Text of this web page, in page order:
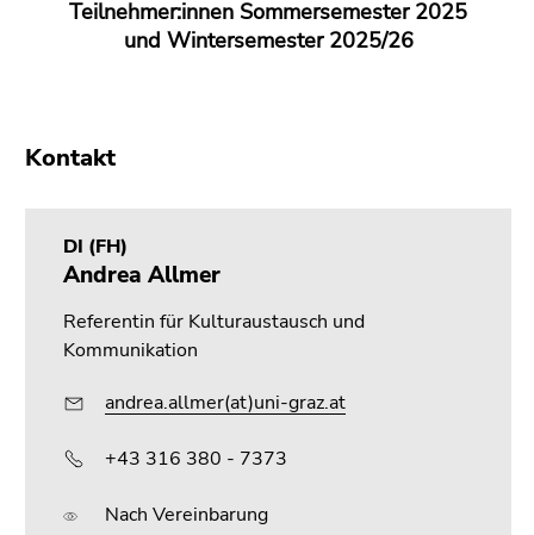
Kontakt
DI (FH)
Andrea Allmer
Referentin für Kulturaustausch und
Kommunikation
andrea.allmer(at)uni-graz.at
+43 316 380 - 7373
Nach Vereinbarung